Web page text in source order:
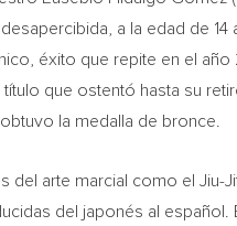
a la edad de 14
éxito que repite en el
que ostentó hasta su
la medalla de bronce.
del arte marcial como el
del japonés al